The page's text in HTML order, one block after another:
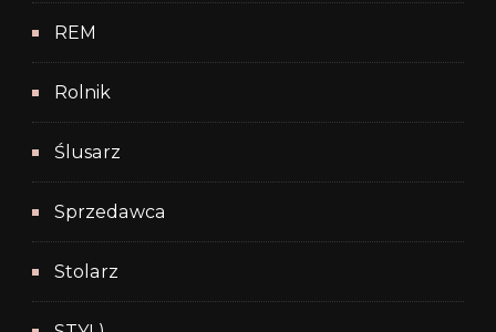
REM
Rolnik
Ślusarz
Sprzedawca
Stolarz